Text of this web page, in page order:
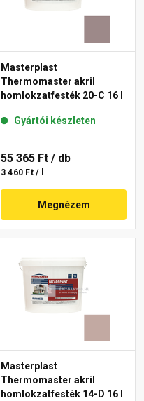
Masterplast
Thermomaster akril
homlokzatfesték 20-C 16 l
Gyártói készleten
55 365 Ft / db
3 460 Ft / l
Megnézem
Masterplast
Thermomaster akril
homlokzatfesték 14-D 16 l